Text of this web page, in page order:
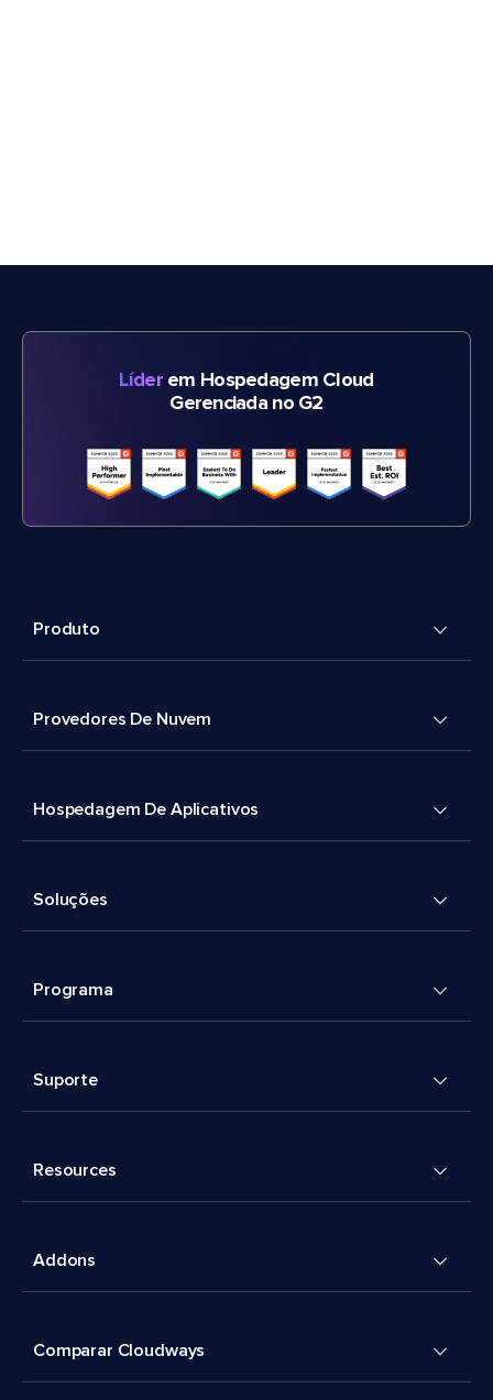
Líderem Hospedagem Cloud
Gerenciada no G2
Produto
Provedores De Nuvem
Hospedagem De Aplicativos
Soluções
Programa
Suporte
Resources
Addons
Comparar Cloudways